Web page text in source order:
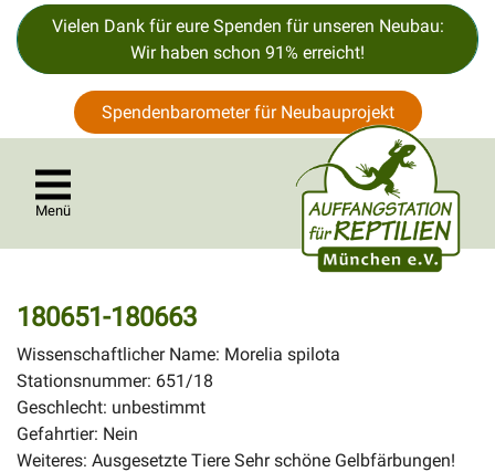
Vielen Dank für eure Spenden für unseren Neubau:
Wir haben schon 91% erreicht!
Spendenbarometer für Neubauprojekt
Menü
180651-180663
Wissenschaftlicher Name: Morelia spilota
Stationsnummer: 651/18
Geschlecht: unbestimmt
Gefahrtier: Nein
Weiteres: Ausgesetzte Tiere Sehr schöne Gelbfärbungen!